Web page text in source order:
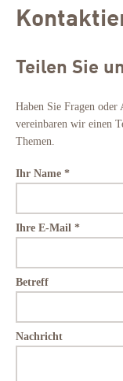
Teilen Sie
Haben Sie Fragen oder
vereinbaren wir einen
Themen.
Ihr Name *
Ihre E-Mail *
Betreff
Nachricht